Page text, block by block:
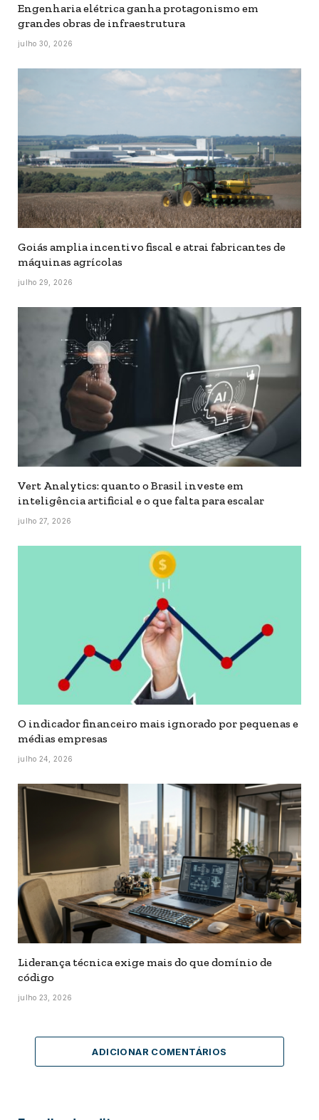
Engenharia elétrica ganha protagonismo em
grandes obras de infraestrutura
julho 30, 2026
Goiás amplia incentivo fiscal e atrai fabricantes de
máquinas agrícolas
julho 29, 2026
Vert Analytics: quanto o Brasil investe em
inteligência artificial e o que falta para escalar
julho 27, 2026
O indicador financeiro mais ignorado por pequenas e
médias empresas
julho 24, 2026
Liderança técnica exige mais do que domínio de
código
julho 23, 2026
ADICIONAR COMENTÁRIOS